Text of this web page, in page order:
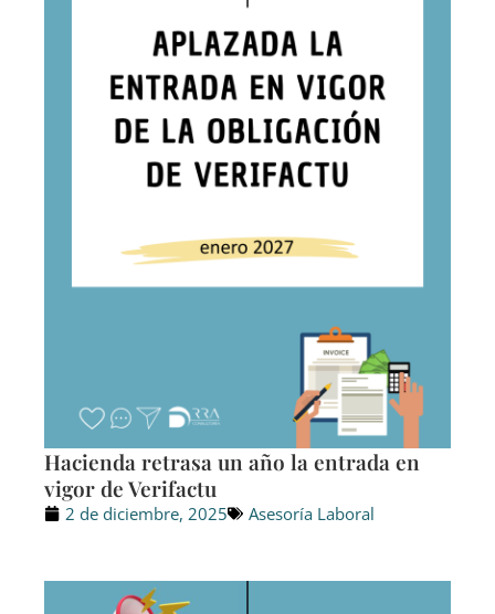
Hacienda retrasa un año la entrada en
vigor de Verifactu
2 de diciembre, 2025 Asesoría Laboral